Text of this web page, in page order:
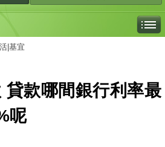
|基宜
貸款哪間銀行利率最
呢